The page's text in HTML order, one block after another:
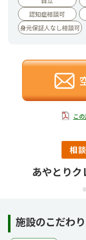
認知症相談可
身元保証人なし相談可
こ
相
あやとりク
施設のこだわ